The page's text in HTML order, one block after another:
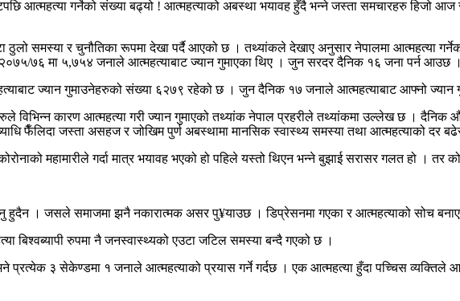
आत्महत्या गर्नेको संख्या बढ्यो ! आत्महत्याको अबस्था भयावह हुँदै भन्ने जस्ता समचारहरु हिजो
ठुलो समस्या र चुनौतिका रूपमा देखा पर्दै आएको छ । तथ्यांकले देखाए अनुसार नेपालमा आत्महत्या
२०७५/७६ मा ५,७५४ जनाले आत्महत्याबाट ज्यान गुमाएका थिए । जुन सरदर दैनिक १६ जना पर्न आउछ ।
ज्यान गुमाउनेहरुको संख्या ६२७९ रहेको छ । जुन दैनिक १७ जनाले आत्महत्याबाट आफ्नो ज्यान
विभिन्न कारण आत्महत्या गरी ज्यान गुमाएको तथ्यांक नेपाल प्रहरीले तथ्यांकमा उल्लेख छ ।
फैँलिदा जस्ता असहज र जोखिम पुर्ण अबस्थामा मानसिक स्वास्थ्य समस्या तथा आत्महत्याको दर
महामारीले गर्दा मात्र भयावह भएको हो पहिले यस्तो थिएन भन्ने बुझाई सरासर गलत हो ।
हुदैन । जसले समाजमा झनै नकारात्मक असर पु¥याउछ । डिप्रेसनमा गएका र आत्महत्याको सोच
बिश्वब्यापी रुपमा नै जनस्वास्थ्यको एउटा जटिल समस्या बन्दै गएको छ ।
प्रत्येक ३ सेकेण्डमा १ जनाले आत्महत्याको प्रयास गर्ने गर्दछ । एक आत्महत्या हुँदा पच्चिस व्यक्तिले